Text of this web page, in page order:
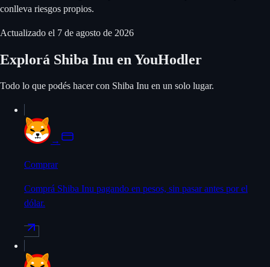
conlleva riesgos propios.
Actualizado el 7 de agosto de 2026
Explorá Shiba Inu en YouHodler
Todo lo que podés hacer con Shiba Inu en un solo lugar.
→
Comprar
Comprá Shiba Inu pagando en pesos, sin pasar antes por el
dólar.